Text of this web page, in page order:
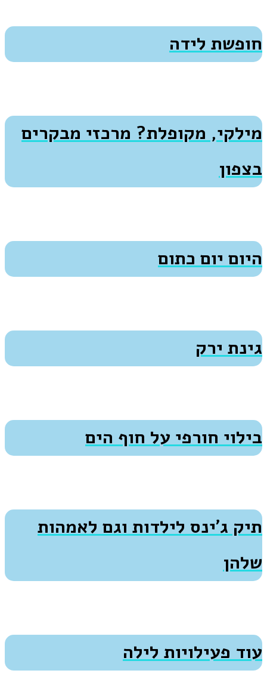
חופשת לידה
מילקי, מקופלת? מרכזי מבקרים
בצפון
היום יום כתום
גינת ירק
בילוי חורפי על חוף הים
תיק ג’ינס לילדות וגם לאמהות
שלהן
עוד פעילויות לילה